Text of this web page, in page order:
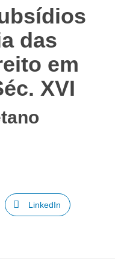
das
em
XVI
LinkedIn